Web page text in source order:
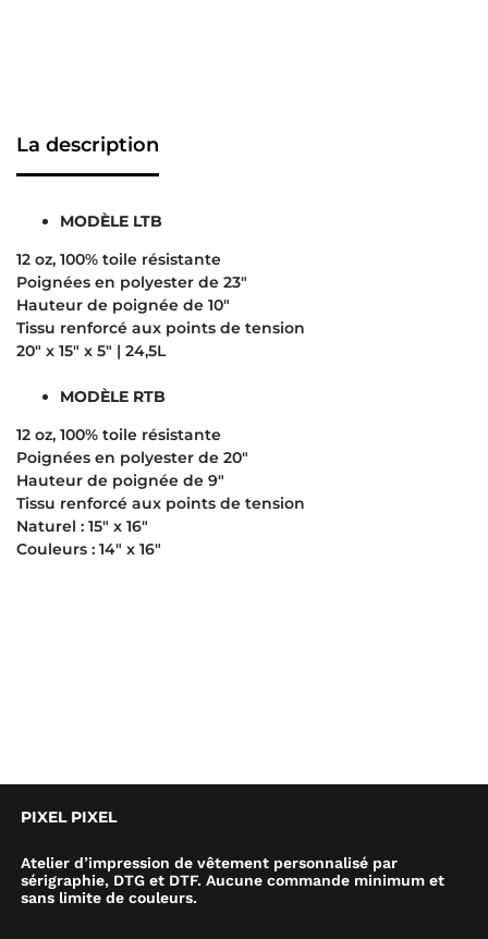
La description
MODÈLE LTB
12 oz, 100% toile résistante
Poignées en polyester de 23″
Hauteur de poignée de 10″
Tissu renforcé aux points de tension
20″ x 15″ x 5″ | 24,5L
MODÈLE RTB
12 oz, 100% toile résistante
Poignées en polyester de 20″
Hauteur de poignée de 9″
Tissu renforcé aux points de tension
Naturel : 15″ x 16″
Couleurs : 14″ x 16″
PIXEL PIXEL
Atelier d’impression de vêtement personnalisé par
sérigraphie, DTG et DTF. Aucune commande minimum et
sans limite de couleurs.